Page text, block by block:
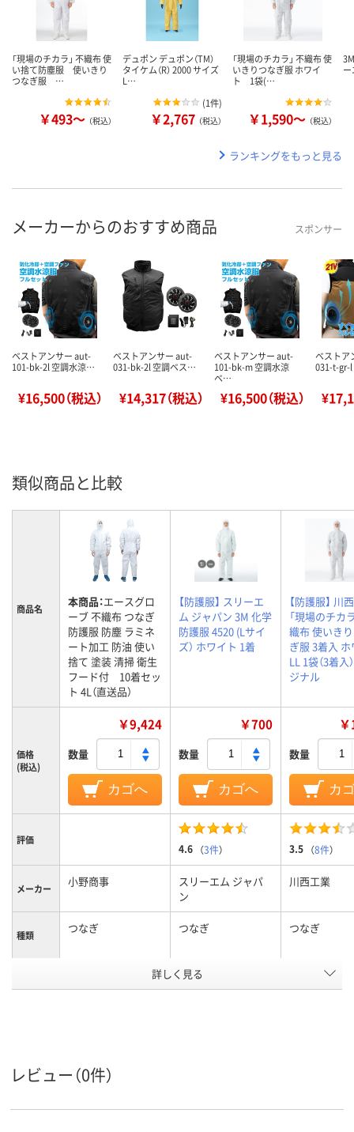
「現場のチカラ」 不織布 使
い捨て防塵服 使いきり
つなぎ服 …
￥493～ （税込）
デュポン デュポン（TM）
タイケム（R） 2000 サイズ
L…
(1件)
￥2,767 （税込）
「現場のチカラ」 不織布 使
いきりつなぎ服 ホワイ
ト 1袋(…
￥1,590～ （税込）
ランキングをもっと見る
メーカーからのおすすめ商品 スポンサー
ベストアンサー aut-
101-bk-2l 空調水涼…
¥16,500（税込）
ベストアンサー aut-
031-bk-2l 空調ベス…
¥14,317（税込）
ベストアンサー aut-
101-bk-m 空調水涼
ベ…
¥16,500（税込）
ベストア
031-t-gr-
類似商品と比較
商品名 本商品：エースグロ
ーブ 不織布 つなぎ
防護服 防塵 ラミネ
ート加工 防油 使い
捨て 塗装 清掃 衛生
フード付 10着セッ
ト 4L（直送品）
【防護服】 スリーエ
ム ジャパン 3M 化学
防護服 4520 (Lサイ
ズ） ホワイト 1着
【防護服】 川
「現場のチカ
織布 使いき
ぎ服 3着入
LL 1袋（3着入
ジナル
価格
(税込)
￥9,424
数量
カゴへ
￥700
数量
カゴへ
数量
カ
評価
4.6 （3件） 3.5 （8件）
メーカー 小野商事
スリーエム ジャパ
ン
川西工業
種類 つなぎ つなぎ つなぎ
L
スコア
詳しく見る
レビュー（0件）